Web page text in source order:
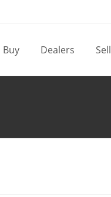
Buy Dealers Sell